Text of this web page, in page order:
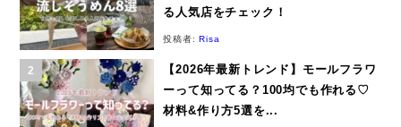
る人気店をチェック！
投稿者: Risa
【2026年最新トレンド】モールフラワ
ーって知ってる？100均でも作れる♡
材料&作り方5選を...